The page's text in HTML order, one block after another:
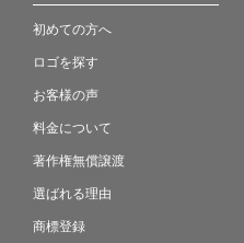
初めての方へ
ロゴを探す
お客様の声
料金について
著作権無償譲渡
選ばれる理由
商標登録